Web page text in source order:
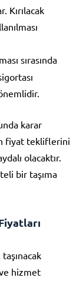
Kırılacak
sırasında
karar
fiyat tekliflerini
olacaktır.
bir taşıma
hizmet